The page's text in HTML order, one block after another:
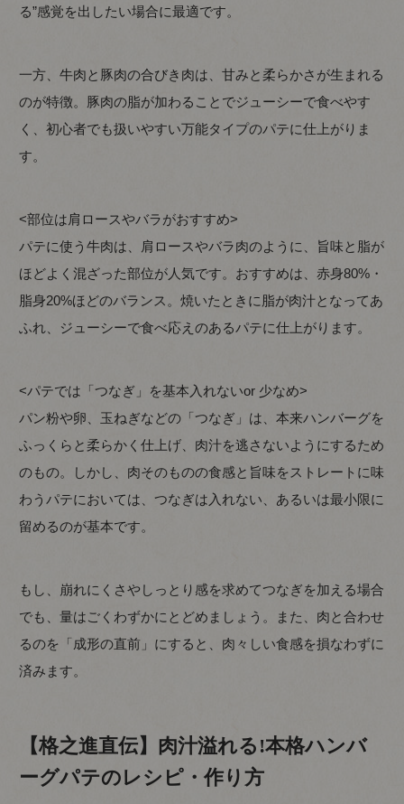
る”感覚を出したい場合に最適です。
一方、牛肉と豚肉の合びき肉は、甘みと柔らかさが生まれる
のが特徴。豚肉の脂が加わることでジューシーで食べやす
く、初心者でも扱いやすい万能タイプのパテに仕上がりま
す。
<部位は肩ロースやバラがおすすめ>
パテに使う牛肉は、肩ロースやバラ肉のように、旨味と脂が
ほどよく混ざった部位が人気です。おすすめは、赤身80%・
脂身20%ほどのバランス。焼いたときに脂が肉汁となってあ
ふれ、ジューシーで食べ応えのあるパテに仕上がります。
<パテでは「つなぎ」を基本入れないor 少なめ>
パン粉や卵、玉ねぎなどの「つなぎ」は、本来ハンバーグを
ふっくらと柔らかく仕上げ、肉汁を逃さないようにするため
のもの。しかし、肉そのものの食感と旨味をストレートに味
わうパテにおいては、つなぎは入れない、あるいは最小限に
留めるのが基本です。
もし、崩れにくさやしっとり感を求めてつなぎを加える場合
でも、量はごくわずかにとどめましょう。また、肉と合わせ
るのを「成形の直前」にすると、肉々しい食感を損なわずに
済みます。
【格之進直伝】肉汁溢れる!本格ハンバ
ーグパテのレシピ・作り方